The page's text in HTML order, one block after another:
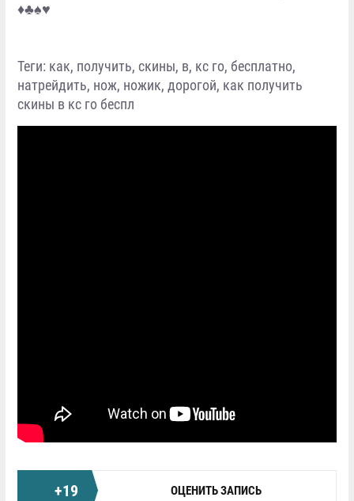
♦♣♠♥
Теги: как, получить, скины, в, кс го, бесплатно,
натрейдить, нож, ножик, дорогой, как получить
скины в кс го беспл
+19 ОЦЕНИТЬ ЗАПИСЬ